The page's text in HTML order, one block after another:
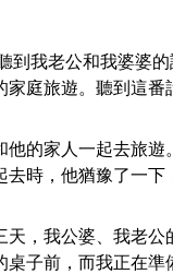
到我老公和我婆婆
家庭旅遊。聽到這番
他的家人一起去旅遊
去時，他猶豫了一下
天，我公婆、我老公
桌子前，而我正在準